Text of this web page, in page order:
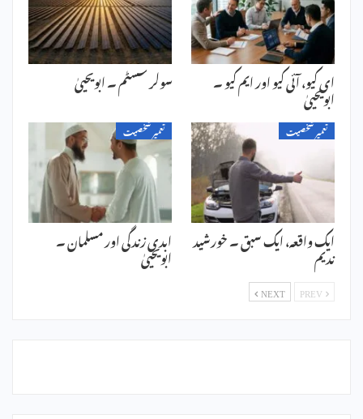
ای کیو، آئی کیو اور ایم کیو ۔
ابویحییٰ
سولر سسٹم ۔ ابویحییٰ
تعمیر شخصیت
ایک واقعہ، ایک سبق ۔ خورشید
ندیم
تعمیر شخصیت
ابدی زندگی اور مسلمان ۔
ابویحییٰ
NEXT